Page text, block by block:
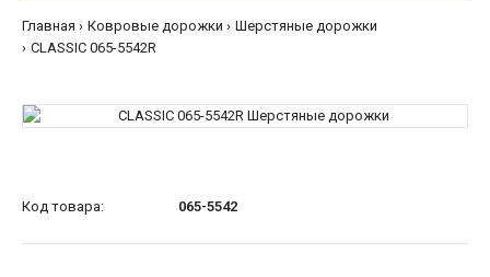
Главная Ковровые дорожки
Шерстяные дорожки
CLASSIC 065-5542R
Код товара: 065-5542